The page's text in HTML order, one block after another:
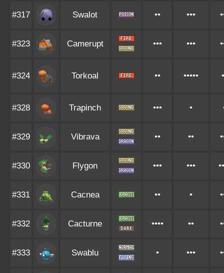
#317 Swalot •• •••
#323 Camerupt ••• •••
#324 Torkoal •• •••••
#328 Trapinch ••• •
#329 Vibrava •• ••
#330 Flygon ••• •••
#331 Cacnea •• •
#332 Cacturne •••• ••
#333 Swablu • •••